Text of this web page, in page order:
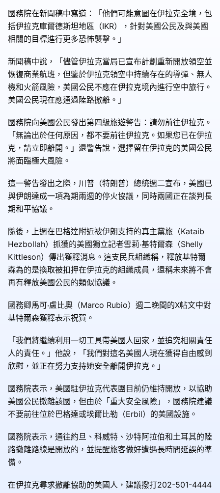
國務院在新聞稿中寫道：「他們可能意圖在伊拉克全境，包
括伊拉克庫爾德斯坦地區（IKR），針對美國公民及與美國
相關的目標進行更多恐怖襲擊。」
新聞稿中說，「儘管伊拉克當局已宣布計劃重新開放領空並
恢復商業航班，但鑒於伊拉克領空中持續存在的導彈、無人
機和火箭風險，美國公民不應在伊拉克境內進行空中旅行。
美國公民現在應通過陸路撤離。」
國務院向美國公民發出第四級旅遊警告：請勿前往伊拉克。
「無論出於任何原因，都不要前往伊拉克。如果您已在伊拉
克，請立即離開。」還警告說，選擇留在伊拉克的美國公民
將面臨極大風險。
這一警告發出之際，川普（特朗普）總統週二宣布，美國已
與伊朗達成一項為期兩週的停火協議，同時兩國正在談判長
期和平協議。
隨後，上週在巴格達附近被伊朗支持的真主黨旅（Kataib
Hezbollah）抓獲的美國獨立記者雪莉‧基特爾森（Shelly
Kittleson）傳出獲釋消息。這支民兵組織稱，釋放基特爾
森為的是換取被扣押在伊拉克的組織成員，還稱未來將不會
再有釋放美國公民的類似協議。
國務卿馬可‧盧比奧（Marco Rubio）週二晚間的X帖文中對
基特爾森獲釋表示祝賀。
「我們將繼續利用一切工具帶美國人回家，並追究相關責任
人的責任。」他說，「我們對這名美國人現在獲得自由感到
欣慰，並正在努力支持她安全離開伊拉克。」
國務院表示，美國駐伊拉克代表團目前仍維持開放，以協助
美國公民撤離該國，但由於「重大安全風險」，國務院建議
不要前往位於巴格達或埃爾比勒（Erbil）的美國設施。
國務院表示，通往約旦、科威特、沙特阿拉伯和土耳其的陸
路撤離路線是開放的，並提醒旅客做好遭遇長時間延誤的準
備。
在伊拉克尋求撤離協助的美國人，建議撥打202-501-4444